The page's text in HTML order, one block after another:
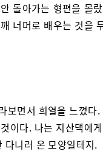
돌아가는 형편을 몰
너머로 배우는 것을
보면서 희열을 느꼈다
이다. 나는 지산댁에
다니러 온 모양일테지.